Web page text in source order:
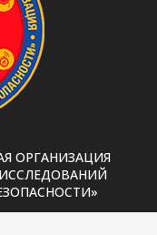
ОРГАНИЗАЦИЯ